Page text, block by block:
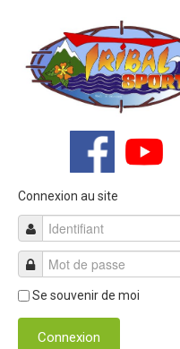
Connexion au site
Se souvenir de moi
Connexion